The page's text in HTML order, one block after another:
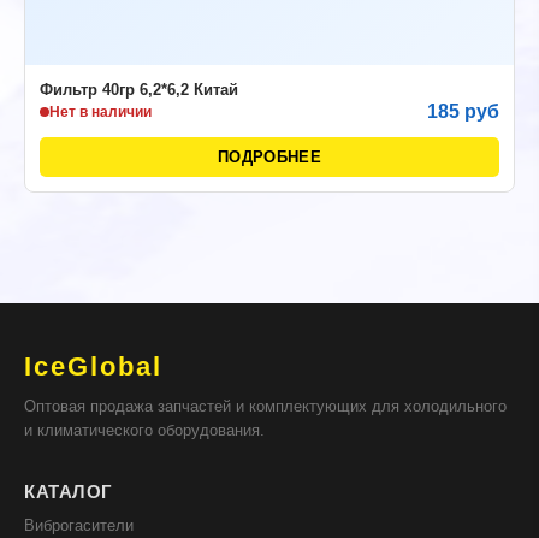
Фильтр 40гр 6,2*6,2 Китай
Нет в наличии 185 руб
ПОДРОБНЕЕ
IceGlobal
Оптовая продажа запчастей и комплектующих для холодильного
и климатического оборудования.
КАТАЛОГ
Виброгасители